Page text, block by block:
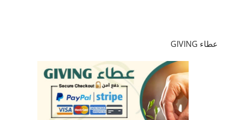
عطاء GIVING